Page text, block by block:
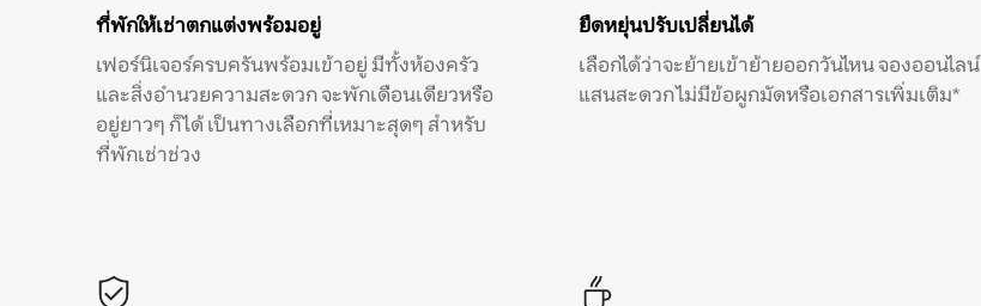
ที่พักให้เช่าตกแต่งพร้อมอยู่
เฟอร์นิเจอร์ครบครันพร้อมเข้าอยู่ มีทั้งห้องครัว
และสิ่งอำนวยความสะดวก จะพักเดือนเดียวหรือ
อยู่ยาวๆ ก็ได้ เป็นทางเลือกที่เหมาะสุดๆ สำหรับ
ที่พักเช่าช่วง
ยืดหยุ่นปรับเปลี่ยนได้
เลือกได้ว่าจะย้ายเข้าย้ายออกวันไหน จองออนไลน์
แสนสะดวก ไม่มีข้อผูกมัดหรือเอกสารเพิ่มเติม*